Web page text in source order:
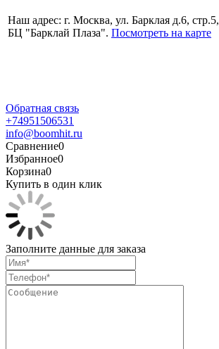
Наш адрес: г. Москва, ул. Барклая д.6, стр.5,
БЦ "Барклай Плаза". Посмотреть на карте
Обратная связь
+74951506531
info@boomhit.ru
Сравнение0
Избранное0
Корзина0
Купить в один клик
Заполните данные для заказа